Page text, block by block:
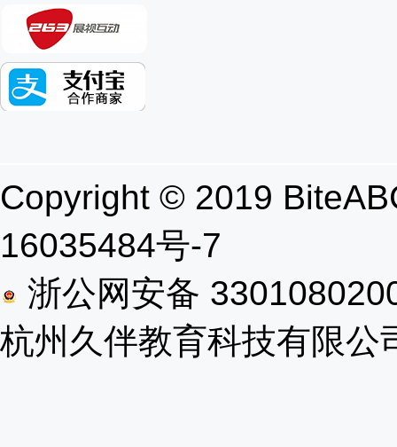
Copyright © 2019
16035484号-7
浙公网安备
杭州久伴教育科技有限公